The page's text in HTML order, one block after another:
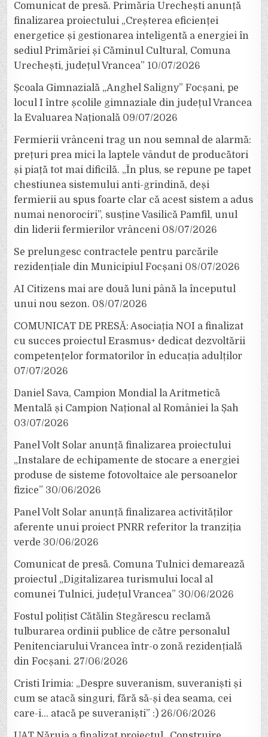
Comunicat de presă. Primăria Urechești anunță
finalizarea proiectului „Creșterea eficienței
energetice și gestionarea inteligentă a energiei în
sediul Primăriei și Căminul Cultural, Comuna
Urechești, județul Vrancea” 10/07/2026
Școala Gimnazială „Anghel Saligny” Focșani, pe
locul I între școlile gimnaziale din județul Vrancea
la Evaluarea Națională 09/07/2026
Fermierii vrânceni trag un nou semnal de alarmă:
prețuri prea mici la laptele vândut de producători
și piață tot mai dificilă. „În plus, se repune pe tapet
chestiunea sistemului anti-grindină, deși
fermierii au spus foarte clar că acest sistem a adus
numai nenorociri”, susține Vasilică Pamfil, unul
din liderii fermierilor vrânceni 08/07/2026
Se prelungesc contractele pentru parcările
rezidențiale din Municipiul Focșani 08/07/2026
AI Citizens mai are două luni până la începutul
unui nou sezon. 08/07/2026
COMUNICAT DE PRESĂ: Asociația NOI a finalizat
cu succes proiectul Erasmus+ dedicat dezvoltării
competențelor formatorilor în educația adulților
07/07/2026
Daniel Sava, Campion Mondial la Aritmetică
Mentală și Campion Național al României la Șah
03/07/2026
Panel Volt Solar anunță finalizarea proiectului
„Instalare de echipamente de stocare a energiei
produse de sisteme fotovoltaice ale persoanelor
fizice” 30/06/2026
Panel Volt Solar anunță finalizarea activităților
aferente unui proiect PNRR referitor la tranziția
verde 30/06/2026
Comunicat de presă. Comuna Tulnici demarează
proiectul „Digitalizarea turismului local al
comunei Tulnici, județul Vrancea” 30/06/2026
Fostul polițist Cătălin Stegărescu reclamă
tulburarea ordinii publice de către personalul
Penitenciarului Vrancea într-o zonă rezidențială
din Focșani. 27/06/2026
Cristi Irimia: „Despre suveranism, suveraniști și
cum se atacă singuri, fără să-și dea seama, cei
care-i… atacă pe suveraniști” :) 26/06/2026